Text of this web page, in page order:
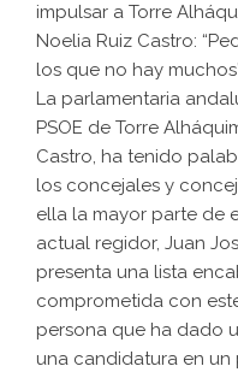
impulsar a Torre
Noelia Ruiz Castro:
los que no hay
La parlamentaria
PSOE de Torre
Castro, ha tenido
los concejales y
ella la mayor parte de
actual regidor, Juan
presenta una lista
comprometida con
persona que ha dado
una candidatura en